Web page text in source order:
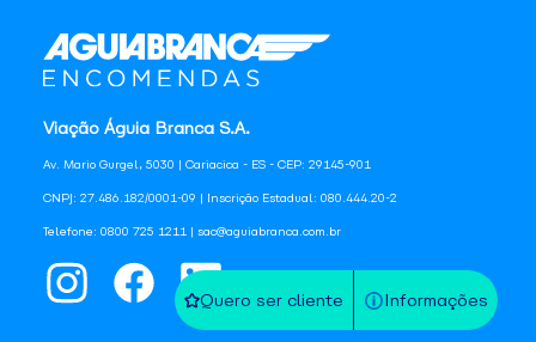
Quero ser cliente Informações
Viação Águia Branca S.A.
Av. Mario Gurgel, 5030 | Cariacica - ES - CEP: 29145-901
CNPJ: 27.486.182/0001-09 | Inscrição Estadual: 080.444.20-2
Telefone: 0800 725 1211 | sac@aguiabranca.com.br